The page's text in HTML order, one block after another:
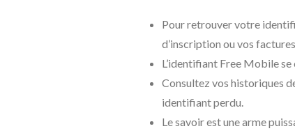
Pour retrouver votre
d’inscription ou vos
L’identifiant Free Mobile
Consultez vos historiques
identifiant perdu.
Le savoir est une arme